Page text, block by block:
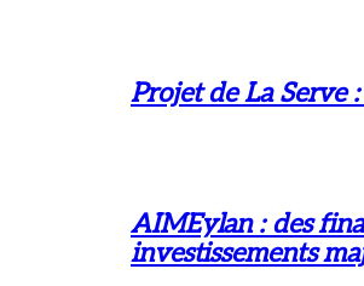
Projet de La Serve
AIMEylan : des
investissements